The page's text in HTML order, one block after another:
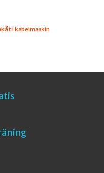
i kabelmaskin